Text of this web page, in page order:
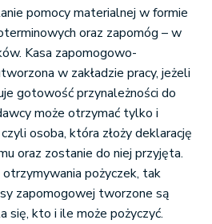
pomocy materialnej w formie
oraz zapomóg – w
Kasa zapomogowo-
w zakładzie pracy, jeżeli
gotowość przynależności do
może otrzymać tylko i
osoba, która złoży deklarację
oraz zostanie do niej przyjęta.
pożyczek, tak
zapomogowej tworzone są
się, kto i ile może pożyczyć.